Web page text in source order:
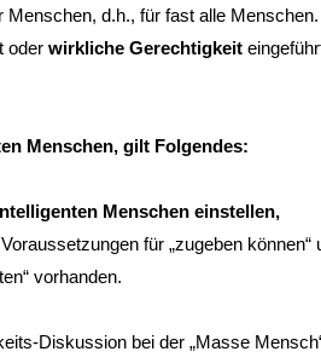
d.h., für fast alle Menschen.
oder wirkliche Gerechtigkeit
Menschen, gilt Folgendes:
Menschen einstellen,
für „zugeben können“
vorhanden.
Diskussion bei der „Masse